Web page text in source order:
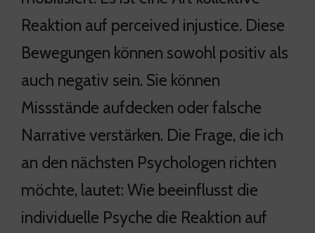
Reaktion auf perceived injustice. Diese
Bewegungen können sowohl positiv als
auch negativ sein. Sie können
Missstände aufdecken oder falsche
Narrative verstärken. Die Frage, die ich
an den nächsten Psychologen richten
möchte, lautet: Wie beeinflusst die
individuelle Psyche die Reaktion auf